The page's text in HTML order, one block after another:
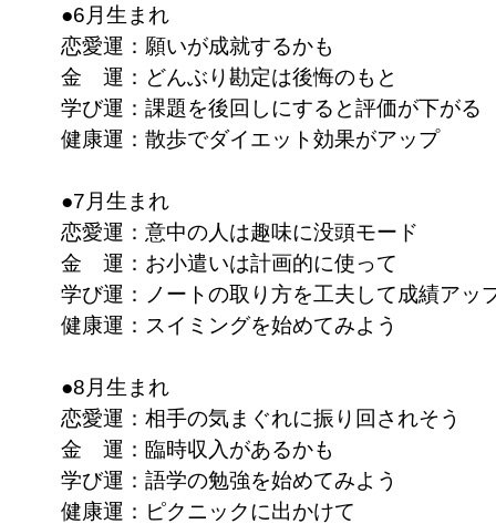
●6月生まれ
恋愛運：願いが成就するかも
金 運：どんぶり勘定は後悔のもと
学び運：課題を後回しにすると評価が下がる
健康運：散歩でダイエット効果がアップ
●7月生まれ
恋愛運：意中の人は趣味に没頭モード
金 運：お小遣いは計画的に使って
学び運：ノートの取り方を工夫して成績アッ
健康運：スイミングを始めてみよう
●8月生まれ
恋愛運：相手の気まぐれに振り回されそう
金 運：臨時収入があるかも
学び運：語学の勉強を始めてみよう
健康運：ピクニックに出かけて